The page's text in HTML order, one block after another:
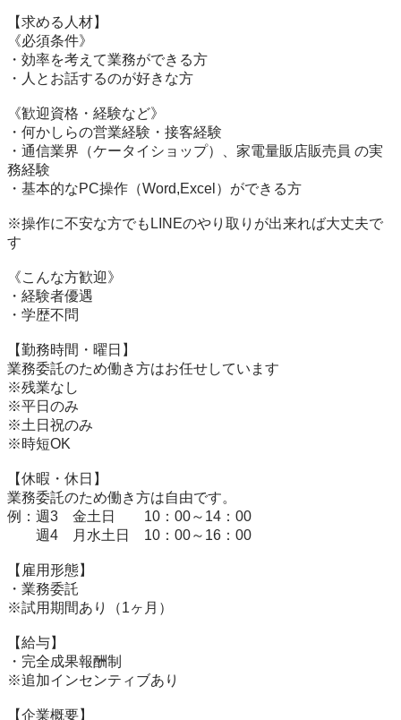
【求める人材】
《必須条件》
・効率を考えて業務ができる方
・人とお話するのが好きな方
《歓迎資格・経験など》
・何かしらの営業経験・接客経験
・通信業界（ケータイショップ）、家電量販店販売員 の実
務経験
・基本的なPC操作（Word,Excel）ができる方
※操作に不安な方でもLINEのやり取りが出来れば大丈夫で
す
《こんな方歓迎》
・経験者優遇
・学歴不問
【勤務時間・曜日】
業務委託のため働き方はお任せしています
※残業なし
※平日のみ
※土日祝のみ
※時短OK
【休暇・休日】
業務委託のため働き方は自由です。
例：週3　金土日　　10：00～14：00
週4　月水土日　10：00～16：00
【雇用形態】
・業務委託
※試用期間あり（1ヶ月）
【給与】
・完全成果報酬制
※追加インセンティブあり
【企業概要】